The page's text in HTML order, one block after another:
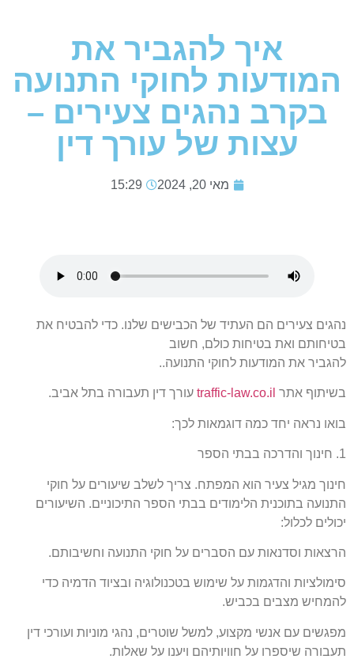
איך להגביר את
המודעות לחוקי התנועה
בקרב נהגים צעירים –
עצות של עורך דין
מאי 20, 2024 15:29
נהגים צעירים הם העתיד של הכבישים שלנו. כדי להבטיח את
בטיחותם ואת בטיחות כולם, חשוב
להגביר את המודעות לחוקי התנועה..
בשיתוף אתר traffic-law.co.il עורך דין תעבורה בתל אביב.
בואו נראה יחד כמה דוגמאות לכך:
1. חינוך והדרכה בבתי הספר
חינוך מגיל צעיר הוא המפתח. צריך לשלב שיעורים על חוקי
התנועה בתוכנית הלימודים בבתי הספר התיכוניים. השיעורים
יכולים לכלול:
הרצאות וסדנאות עם הסברים על חוקי התנועה וחשיבותם.
סימולציות והדגמות על שימוש בטכנולוגיה ובציוד הדמיה כדי
להמחיש מצבים בכביש.
מפגשים עם אנשי מקצוע, למשל שוטרים, נהגי מוניות ועורכי דין
תעבורה שיספרו על חוויותיהם ויענו על שאלות.